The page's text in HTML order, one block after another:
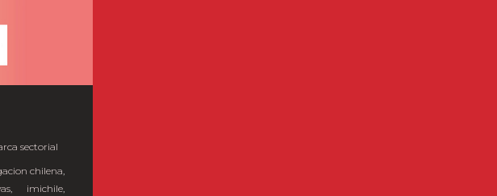
sectorial
chilena,
, imichile,